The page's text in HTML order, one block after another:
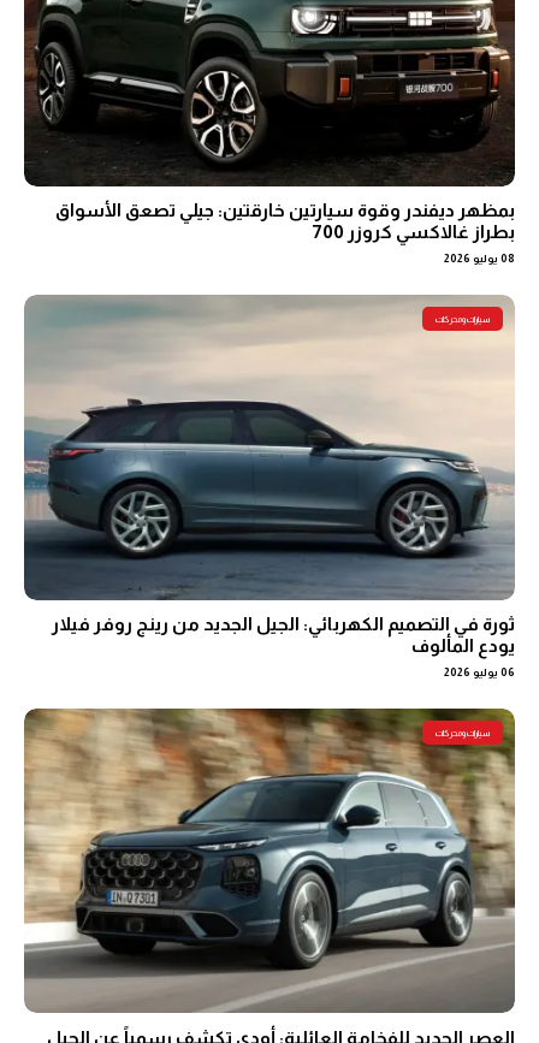
بمظهر ديفندر وقوة سيارتين خارقتين: جيلي تصعق الأسواق
بطراز غالاكسي كروزر 700
08 يوليو 2026
سيارات ومحركات
ثورة في التصميم الكهربائي: الجيل الجديد من رينج روفر فيلار
يودع المألوف
06 يوليو 2026
سيارات ومحركات
العصر الجديد للفخامة العائلية: أودي تكشف رسمياً عن الجيل